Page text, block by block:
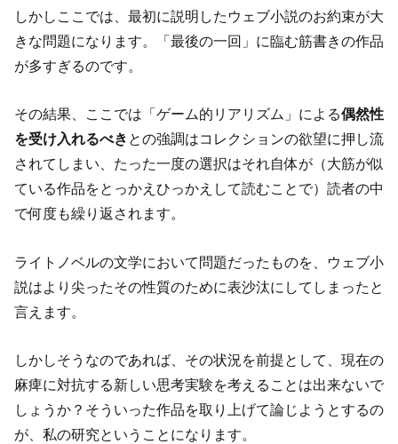
しかしここでは、最初に説明したウェブ小説のお約束が大
きな問題になります。「最後の一回」に臨む筋書きの作品
が多すぎるのです。
その結果、ここでは「ゲーム的リアリズム」による偶然性
を受け入れるべき との強調はコレクションの欲望に押し流
されてしまい、たった一度の選択はそれ自体が（大筋が似
ている作品をとっかえひっかえして読むことで）読者の中
で何度も繰り返されます。
ライトノベルの文学において問題だったものを、ウェブ小
説はより尖ったその性質のために表沙汰にしてしまったと
言えます。
しかしそうなのであれば、その状況を前提として、現在の
麻痺に対抗する新しい思考実験を考えることは出来ないで
しょうか？そういった作品を取り上げて論じようとするの
が、私の研究ということになります。